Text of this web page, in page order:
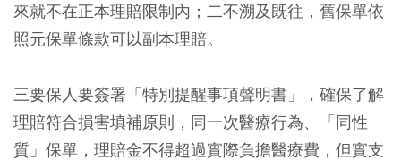
來就不在正本理賠限制內；二不溯及既往，舊保單依
照元保單條款可以副本理賠。
三要保人要簽署「特別提醒事項聲明書」，確保了解
理賠符合損害填補原則，同一次醫療行為、「同性
質」保單，理賠金不得超過實際負擔醫療費，但實支